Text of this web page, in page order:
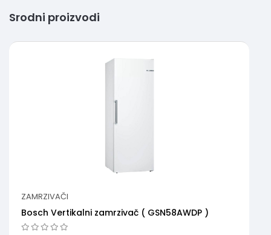
Srodni proizvodi
ZAMRZIVAČI
Bosch Vertikalni zamrzivač ( GSN58AWDP )